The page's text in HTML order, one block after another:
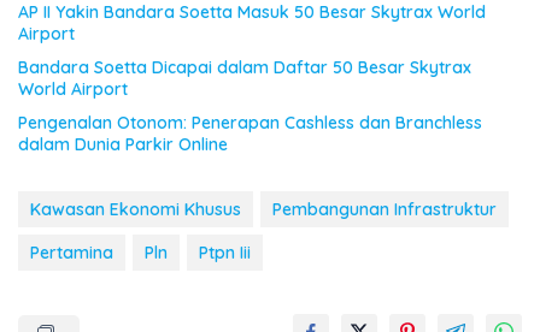
AP II Yakin Bandara Soetta Masuk 50 Besar Skytrax World
Airport
Bandara Soetta Dicapai dalam Daftar 50 Besar Skytrax
World Airport
Pengenalan Otonom: Penerapan Cashless dan Branchless
dalam Dunia Parkir Online
Kawasan Ekonomi Khusus
Pembangunan Infrastruktur
Pertamina
Pln Ptpn Iii